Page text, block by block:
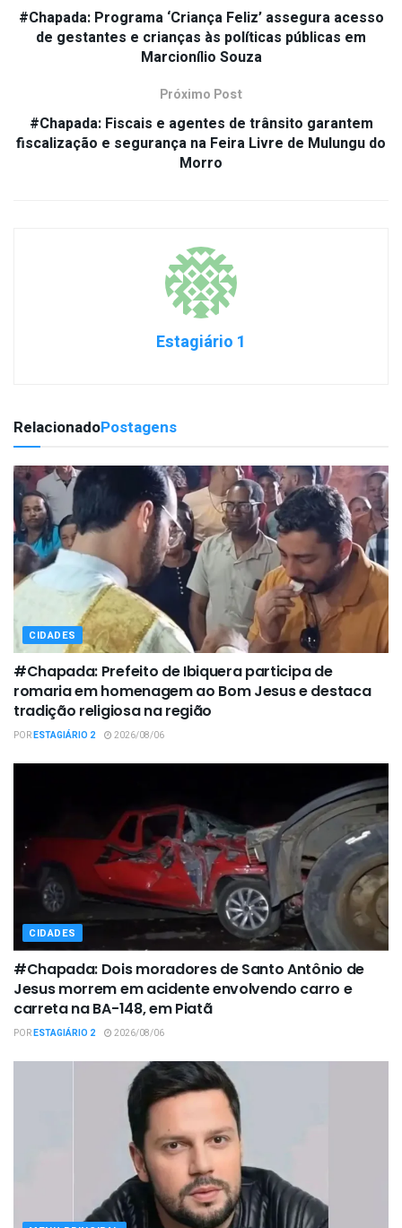
#Chapada: Programa ‘Criança Feliz’ assegura acesso
de gestantes e crianças às políticas públicas em
Marcionílio Souza
Próximo Post
#Chapada: Fiscais e agentes de trânsito garantem
fiscalização e segurança na Feira Livre de Mulungu do
Morro
Estagiário 1
RelacionadoPostagens
CIDADES
#Chapada: Prefeito de Ibiquera participa de
romaria em homenagem ao Bom Jesus e destaca
tradição religiosa na região
PORESTAGIÁRIO 2 2026/08/06
CIDADES
#Chapada: Dois moradores de Santo Antônio de
Jesus morrem em acidente envolvendo carro e
carreta na BA-148, em Piatã
PORESTAGIÁRIO 2 2026/08/06